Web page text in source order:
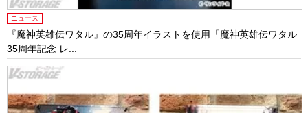
ニュース
『魔神英雄伝ワタル』の35周年イラストを使用「魔神英雄伝ワタル
35周年記念 レ...